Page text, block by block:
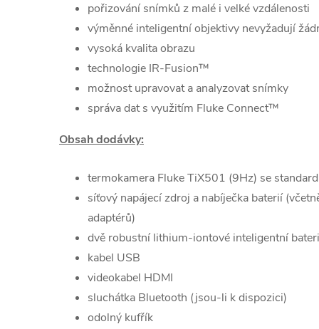
pořizování snímků z malé i velké vzdálenosti
výměnné inteligentní objektivy nevyžadují
vysoká kvalita obrazu
technologie IR-Fusion™
možnost upravovat a analyzovat snímky
správa dat s využitím Fluke Connect™
Obsah dodávky:
termokamera Fluke TiX501 (9Hz) se
síťový napájecí zdroj a nabíječka baterií
adaptérů)
dvě robustní lithium-iontové inteligentní
kabel USB
videokabel HDMI
sluchátka Bluetooth (jsou-li k dispozici)
odolný kufřík